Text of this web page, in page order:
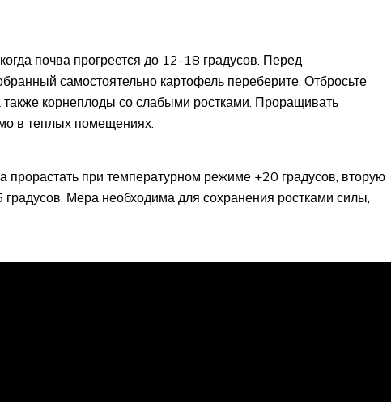
почва прогреется до 12-18 градусов. Перед
самостоятельно картофель переберите. Отбросьте
корнеплоды со слабыми ростками. Проращивать
в теплых помещениях.
при температурном режиме +20 градусов, вторую
Мера необходима для сохранения ростками силы,